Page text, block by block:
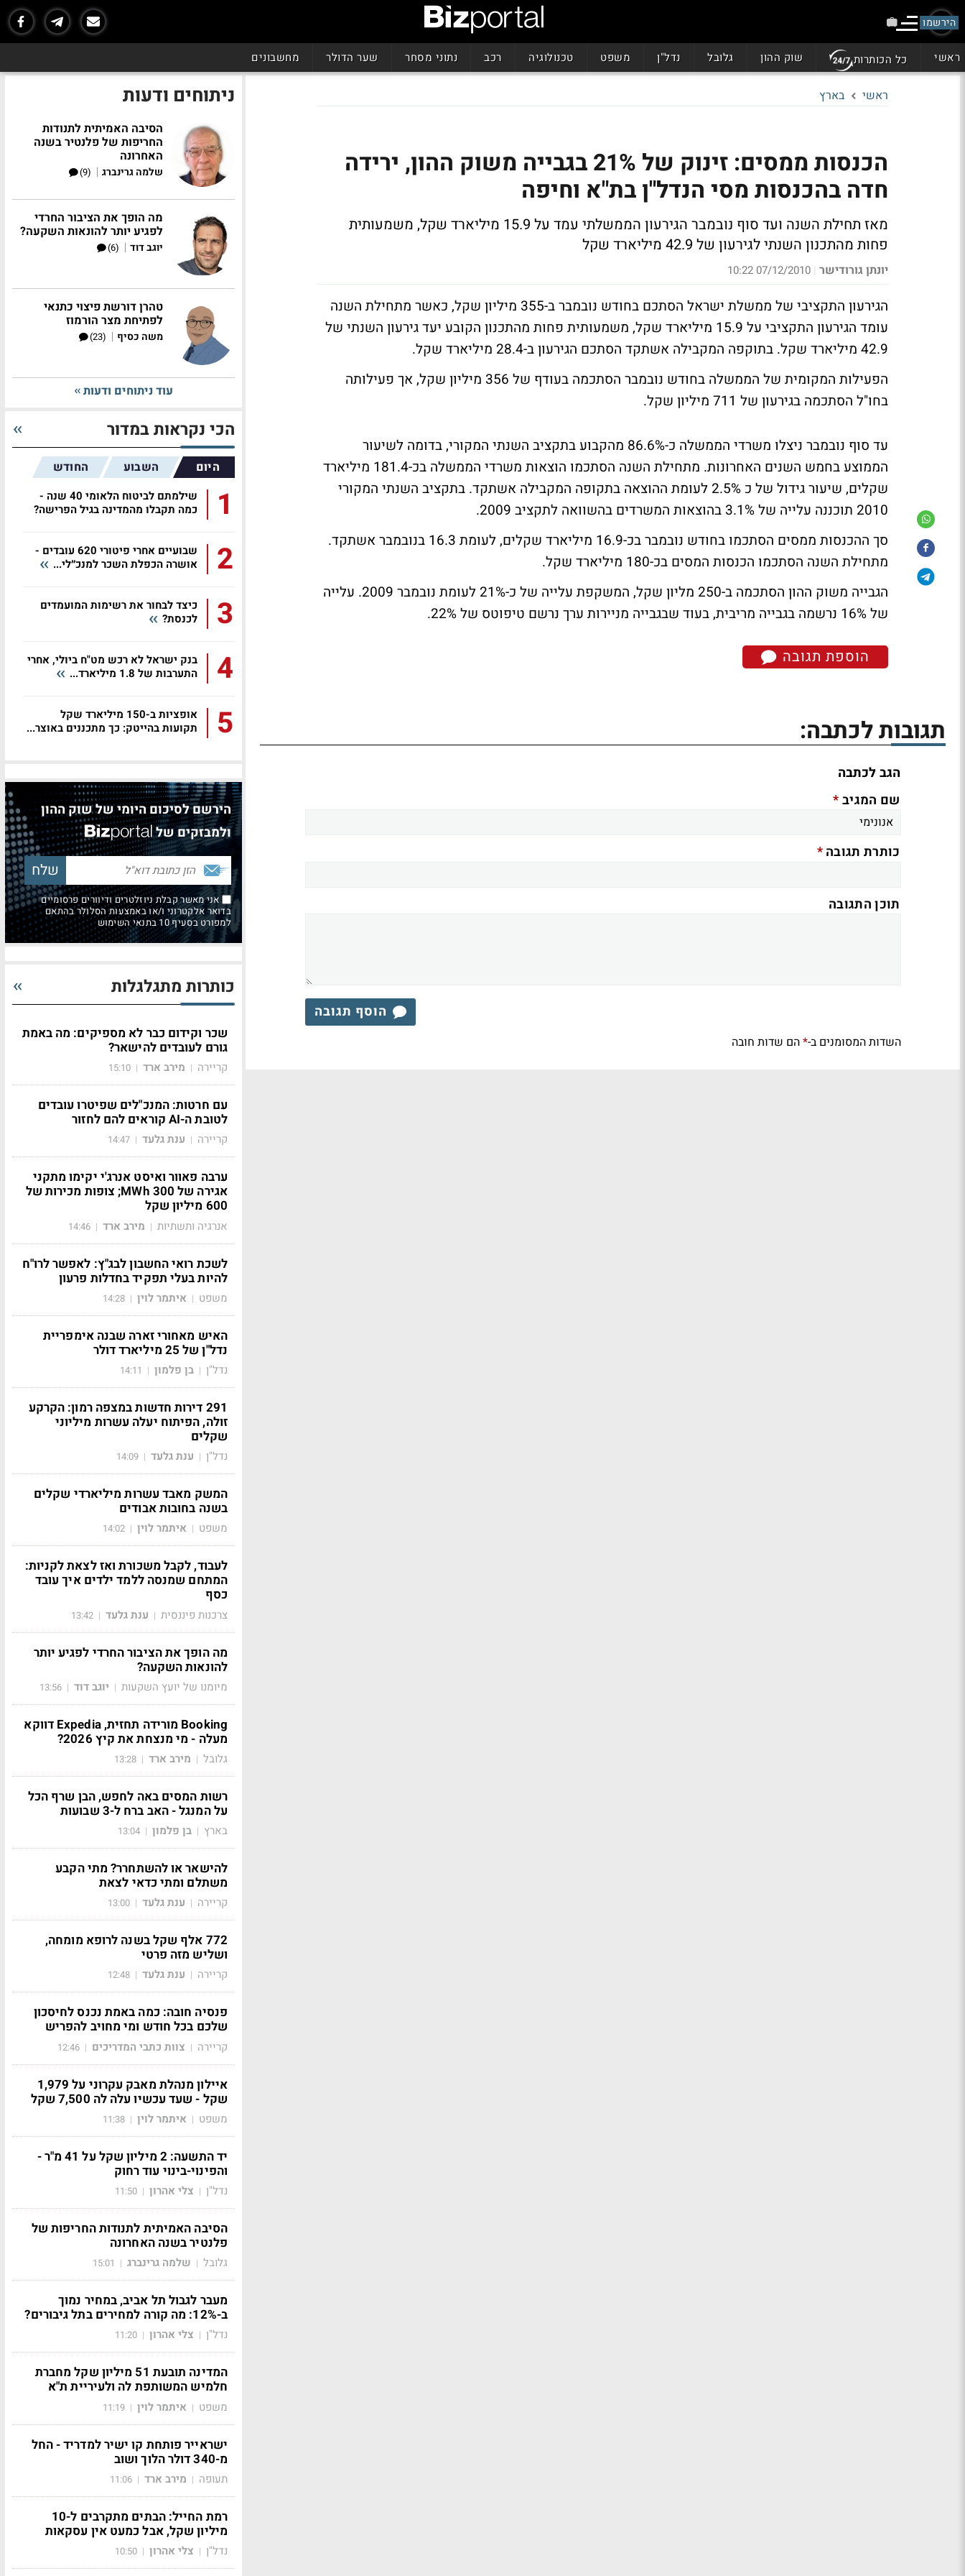
הירשמו
ראשי כל הכותרות שוק ההון גלובל נדל"ן משפט טכנולוגיה רכב נתוני מסחר שער הדולר מחשבונים
ראשי בארץ
הכנסות ממסים: זינוק של 21% בגבייה משוק ההון, ירידה
חדה בהכנסות מסי הנדל"ן בת"א וחיפה
מאז תחילת השנה ועד סוף נובמבר הגירעון הממשלתי עמד על 15.9 מיליארד שקל, משמעותית
פחות מהתכנון השנתי לגירעון של 42.9 מיליארד שקל
יונתן גורודישר |
07/12/2010 10:22
הגירעון התקציבי של ממשלת ישראל הסתכם בחודש נובמבר ב-355 מיליון שקל, כאשר מתחילת השנה
עומד הגירעון התקציבי על 15.9 מיליארד שקל, משמעותית פחות מהתכנון הקובע יעד גירעון השנתי של
42.9 מיליארד שקל. בתוקפה המקבילה אשתקד הסתכם הגירעון ב-28.4 מיליארד שקל.
הפעילות המקומית של הממשלה בחודש נובמבר הסתכמה בעודף של 356 מיליון שקל, אך פעילותה
בחו"ל הסתכמה בגירעון של 711 מיליון שקל.
עד סוף נובמבר ניצלו משרדי הממשלה כ-86.6% מהקבוע בתקציב השנתי המקורי, בדומה לשיעור
הממוצע בחמש השנים האחרונות. מתחילת השנה הסתכמו הוצאות משרדי הממשלה בכ-181.4 מיליארד
שקלים, שיעור גידול של כ 2.5% לעומת ההוצאה בתקופה המקבילה אשתקד. בתקציב השנתי המקורי
2010 תוכננה עלייה של 3.1% בהוצאות המשרדים בהשוואה לתקציב 2009.
סך ההכנסות ממסים הסתכמו בחודש נובמבר בכ-16.9 מיליארד שקלים, לעומת 16.3 בנובמבר אשתקד.
מתחילת השנה הסתכמו הכנסות המסים בכ-180 מיליארד שקל.
הגבייה משוק ההון הסתכמה ב-250 מליון שקל, המשקפת עלייה של כ-21% לעומת נובמבר 2009. עלייה
של 16% נרשמה בגבייה מריבית, בעוד שבגבייה מניירות ערך נרשם טיפוטס של 22%.
הוספת תגובה
תגובות לכתבה:
הגב לכתבה
שם המגיב*
כותרת תגובה*
תוכן התגובה
הוסף תגובה
השדות המסומנים ב-*הם שדות חובה
ניתוחים ודעות
הסיבה האמיתית לתנודות
החריפות של פלנטיר בשנה
האחרונה
שלמה גרינברג |
(9)
מה הופך את הציבור החרדי
לפגיע יותר להונאות השקעה?
יוגב דוד |
(6)
טהרן דורשת פיצוי כתנאי
לפתיחת מצר הורמוז
משה כסיף |
(23)
עוד ניתוחים ודעות
הכי נקראות במדור
היום השבוע החודש
1
שילמתם לביטוח הלאומי 40 שנה -
כמה תקבלו מהמדינה בגיל הפרישה?
2
שבועיים אחרי פיטורי 620 עובדים -
אושרה הכפלת השכר למנכ״לי...
3
כיצד לבחור את רשימות המועמדים
לכנסת?
4
בנק ישראל לא רכש מט"ח ביולי, אחרי
התערבות של 1.8 מיליארד...
5
אופציות ב-150 מיליארד שקל
תקועות בהייטק: כך מתכננים באוצר...
הירשם לסיכום היומי של שוק ההון
ולמבזקים של
אני מאשר קבלת ניוזלטרים ודיוורים פרסומיים
בדואר אלקטרוני ו/או באמצעות הסלולר בהתאם
למפורט בסעיף 10 בתנאי השימוש
כותרות מתגלגלות
שכר וקידום כבר לא מספיקים: מה באמת
גורם לעובדים להישאר?
קריירה | מירב ארד |
15:10
עם חרטות: המנכ"לים שפיטרו עובדים
לטובת ה-AI קוראים להם לחזור
קריירה | ענת גלעד |
14:47
ערבה פאוור ואיסט אנרג'י יקימו מתקני
אגירה של 300 MWh; צופות מכירות של
600 מיליון שקל
אנרגיה ותשתיות | מירב ארד |
14:46
לשכת רואי החשבון לבג"ץ: לאפשר לרו"ח
להיות בעלי תפקיד בחדלות פרעון
משפט | איתמר לוין |
14:28
האיש מאחורי זארה שבנה אימפריית
נדל"ן של 25 מיליארד דולר
נדל"ן | בן פלמון |
14:11
291 דירות חדשות במצפה רמון: הקרקע
זולה, הפיתוח יעלה עשרות מיליוני
שקלים
נדל"ן | ענת גלעד |
14:09
המשק מאבד עשרות מיליארדי שקלים
בשנה בחובות אבודים
משפט | איתמר לוין |
14:02
לעבוד, לקבל משכורת ואז לצאת לקניות:
המתחם שמנסה ללמד ילדים איך עובד
כסף
צרכנות פיננסית | ענת גלעד |
13:42
מה הופך את הציבור החרדי לפגיע יותר
להונאות השקעה?
מיומנו של יועץ השקעות | יוגב דוד |
13:56
Booking מורידה תחזית, Expedia דווקא
מעלה - מי מנצחת את קיץ 2026?
גלובל | מירב ארד |
13:28
רשות המסים באה לחפש, הבן שרף הכל
על המנגל - האב ברח ל-3 שבועות
בארץ | בן פלמון |
13:04
להישאר או להשתחרר? מתי הקבע
משתלם ומתי כדאי לצאת
קריירה | ענת גלעד |
13:00
772 אלף שקל בשנה לרופא מומחה,
ושליש מזה פרטי
קריירה | ענת גלעד |
12:48
פנסיה חובה: כמה באמת נכנס לחיסכון
שלכם בכל חודש ומי מחויב להפריש
קריירה | צוות כתבי המדריכים |
12:46
איילון מנהלת מאבק עקרוני על 1,979
שקל - שעד עכשיו עלה לה 7,500 שקל
משפט | איתמר לוין |
11:38
יד התשעה: 2 מיליון שקל על 41 מ"ר -
והפינוי-בינוי עוד רחוק
נדל"ן | צלי אהרון |
11:50
הסיבה האמיתית לתנודות החריפות של
פלנטיר בשנה האחרונה
גלובל | שלמה גרינברג |
15:01
מעבר לגבול תל אביב, במחיר נמוך
ב-12%: מה קורה למחירים בתל גיבורים?
נדל"ן | צלי אהרון |
11:20
המדינה תובעת 51 מיליון שקל מחברת
חלמיש המשותפת לה ולעיריית ת"א
משפט | איתמר לוין |
11:19
ישראייר פותחת קו ישיר למדריד - החל
מ-340 דולר הלוך ושוב
תעופה | מירב ארד |
11:06
רמת החייל: הבתים מתקרבים ל-10
מיליון שקל, אבל כמעט אין עסקאות
נדל"ן | צלי אהרון |
10:50